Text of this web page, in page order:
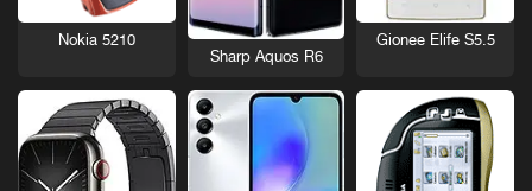
Gionee Elife S5.5
Sharp Aquos R6
Nokia 5210